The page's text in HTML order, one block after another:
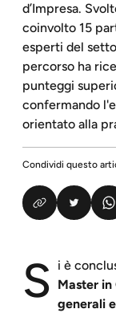
d’Impresa.
coinvolto 15
esperti del
percorso ha
punteggi
confermando
orientato alla
Condividi questo
S i è
Master in
generali